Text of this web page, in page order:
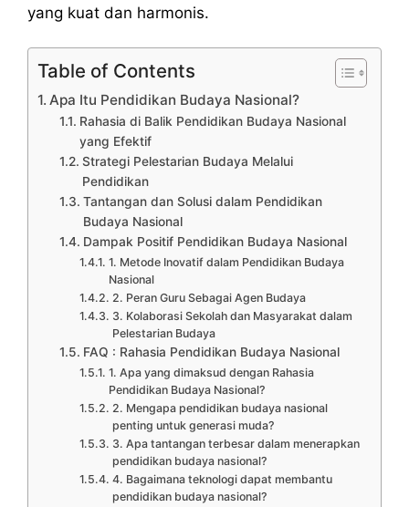
yang kuat dan harmonis.
Table of Contents
Apa Itu Pendidikan Budaya Nasional?
Rahasia di Balik Pendidikan Budaya Nasional
yang Efektif
Strategi Pelestarian Budaya Melalui
Pendidikan
Tantangan dan Solusi dalam Pendidikan
Budaya Nasional
Dampak Positif Pendidikan Budaya Nasional
1. Metode Inovatif dalam Pendidikan Budaya
Nasional
2. Peran Guru Sebagai Agen Budaya
3. Kolaborasi Sekolah dan Masyarakat dalam
Pelestarian Budaya
FAQ : Rahasia Pendidikan Budaya Nasional
1. Apa yang dimaksud dengan Rahasia
Pendidikan Budaya Nasional?
2. Mengapa pendidikan budaya nasional
penting untuk generasi muda?
3. Apa tantangan terbesar dalam menerapkan
pendidikan budaya nasional?
4. Bagaimana teknologi dapat membantu
pendidikan budaya nasional?